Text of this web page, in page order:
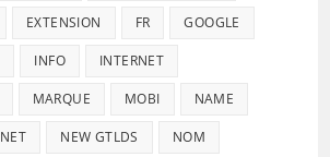
EXTENSION FR GOOGLE
INFO INTERNET
MARQUE MOBI NAME
NET NEW GTLDS NOM